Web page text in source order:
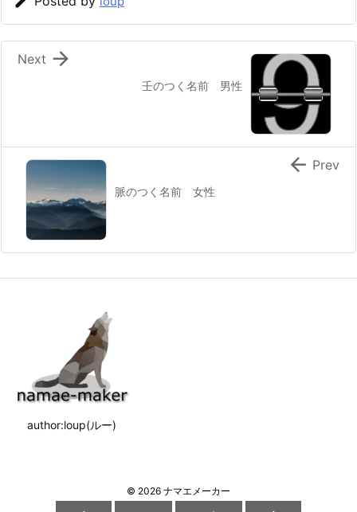
壬のつく名前 男性

Next
脈のつく名前 女性
 Prev
author:loup(ルー)
© 2026 ナマエメーカー